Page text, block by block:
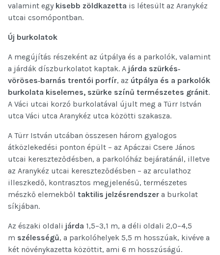
valamint egy kisebb zöldkazetta is létesült az Aranykéz
utcai csomópontban.
Új burkolatok
A megújítás részeként az útpálya és a parkolók, valamint
a járdák díszburkolatot kaptak. A járda szürkés‐
vöröses‐barnás trentói porfír, az útpálya és a parkolók
burkolata kiselemes, szürke színű természetes gránit.
A Váci utcai korzó burkolatával újult meg a Türr István
utca Váci utca Aranykéz utca közötti szakasza.
A Türr István utcában összesen három gyalogos
átközlekedési ponton épült – az Apáczai Csere János
utcai kereszteződésben, a parkolóház bejáratánál, illetve
az Aranykéz utcai kereszteződésben – az arculathoz
illeszkedő, kontrasztos megjelenésű, természetes
mészkő elemekből taktilis jelzésrendszer a burkolat
síkjában.
Az északi oldali járda 1,5–3,1 m, a déli oldali 2,0–4,5
m szélességű, a parkolóhelyek 5,5 m hosszúak, kivéve a
két növénykazetta közöttit, ami 6 m hosszúságú.